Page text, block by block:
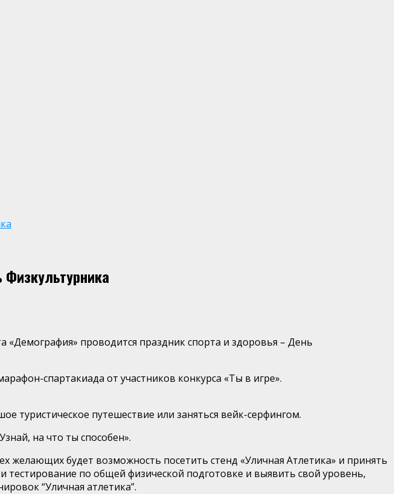
«Демография» проводится праздник спорта и здоровья – День
спартакиада от участников конкурса «Ты в игре».
туристическое путешествие или заняться вейк-серфингом.
на что ты способен».
желающих будет возможность посетить стенд «Уличная Атлетика» и принять
тестирование по общей физической подготовке и выявить свой уровень,
“Уличная атлетика”.